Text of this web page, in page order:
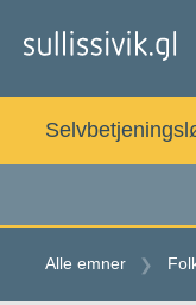
Alle emner